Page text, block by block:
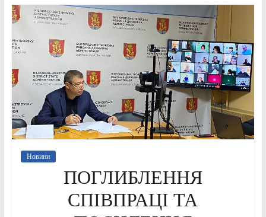
Новини
ПОГЛИБЛЕННЯ
СПІВПРАЦІ ТА